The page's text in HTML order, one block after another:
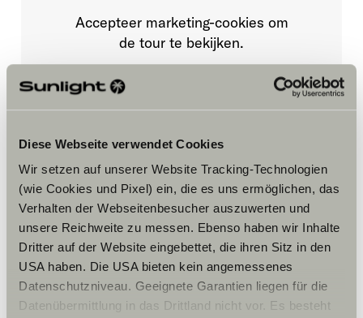
Diese Webseite verwendet Cookies
Wir setzen auf unserer Website Tracking-Technologien
(wie Cookies und Pixel) ein, die es uns ermöglichen, das
Verhalten der Webseitenbesucher auszuwerten und
unsere Reichweite zu messen. Ebenso haben wir Inhalte
Dritter auf der Website eingebettet, die ihren Sitz in den
USA haben. Die USA bieten kein angemessenes
Datenschutzniveau. Geeignete Garantien liegen für die
Datenübermittlung in das Drittland nicht vor. Es besteht
Opening hours
FAHRZEUGVERKAUF
Montag – Freitag:
Accepteer marketing-cookies om
de tour te bekijken.